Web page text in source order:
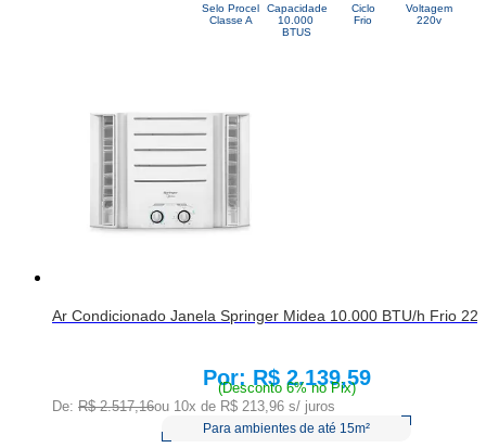
Selo Procel
Classe A
Capacidade
10.000
BTUS
Ciclo
Frio
Voltagem
220v
Ar Condicionado Janela Springer Midea 10.000 BTU/h Frio
Price:
R$ 2.139,59
(Desconto 6% no Pix)
De: R$ 2.517,16ou 10x de R$ 213,96 s/ juros
Para ambientes de até 15m²